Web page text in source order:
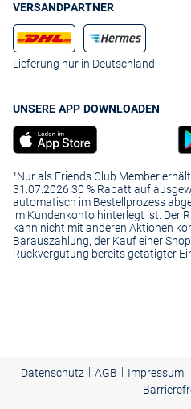
VERSANDPARTNER
Lieferung nur in Deutschland
UNSERE APP DOWNLOADEN
¹Nur als Friends Club Member
31.07.2026 30 % Rabatt auf
automatisch im Bestellprozess
im Kundenkonto hinterlegt ist. Der
kann nicht mit anderen Aktionen
Barauszahlung, der Kauf einer
Rückvergütung bereits getätigter
Datenschutz | AGB | Impressum |